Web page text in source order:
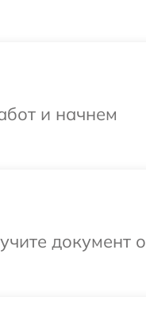
и начнем
документ о